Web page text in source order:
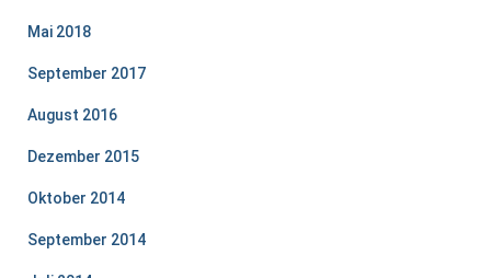
Mai 2018
September 2017
August 2016
Dezember 2015
Oktober 2014
September 2014